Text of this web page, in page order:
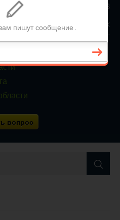
8 800 350 24 63
без выходных
вопрос